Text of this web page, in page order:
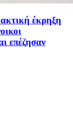
έκρηξη
επέζησαν